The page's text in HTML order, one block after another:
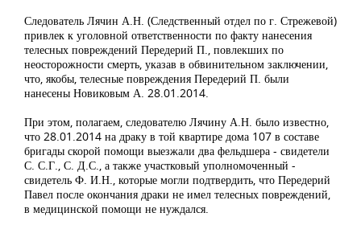
Следователь Лячин А.Н. (Следственный отдел по г. Стрежевой)
привлек к уголовной ответственности по факту нанесения
телесных повреждений Передерий П., повлекших по
неосторожности смерть, указав в обвинительном заключении,
что, якобы, телесные повреждения Передерий П. были
нанесены Новиковым А. 28.01.2014.
При этом, полагаем, следователю Лячину А.Н. было известно,
что 28.01.2014 на драку в той квартире дома 107 в составе
бригады скорой помощи выезжали два фельдшера - свидетели
С. С.Г., С. Д.С., а также участковый уполномоченный -
свидетель Ф. И.Н., которые могли подтвердить, что Передерий
Павел после окончания драки не имел телесных повреждений,
в медицинской помощи не нуждался.